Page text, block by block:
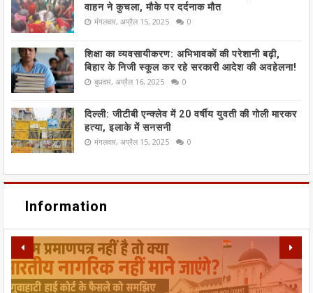
वाहन ने कुचला, मौके पर दर्दनाक मौत
मंगलवार, अप्रैल 15, 2025 0
शिक्षा का व्यवसायीकरण: अभिभावकों की परेशानी बढ़ी,
बिहार के निजी स्कूल कर रहे सरकारी आदेश की अवहेलना!
बुधवार, अप्रैल 16, 2025 0
दिल्ली: जीटीबी एन्क्लेव में 20 वर्षीय युवती की गोली मारकर
हत्या, इलाके में सनसनी
मंगलवार, अप्रैल 15, 2025 0
Information